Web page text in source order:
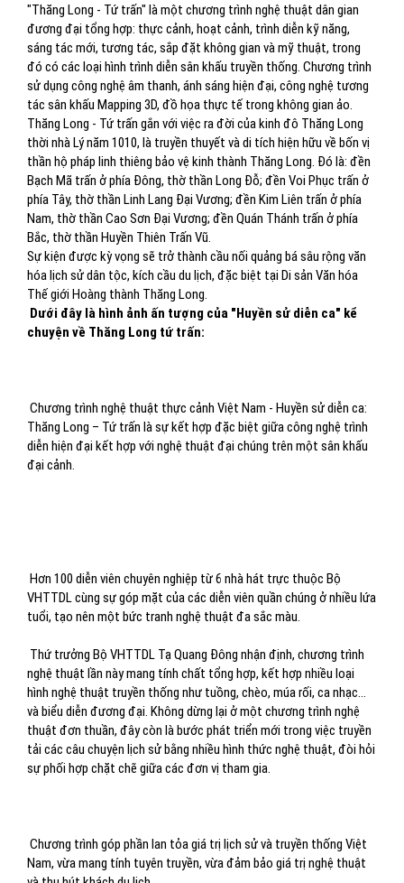
"Thăng Long - Tứ trấn" là một chương trình nghệ thuật dân gian
đương đại tổng hợp: thực cảnh, hoạt cảnh, trình diễn kỹ năng,
sáng tác mới, tương tác, sắp đặt không gian và mỹ thuật, trong
đó có các loại hình trình diễn sân khấu truyền thống. Chương trình
sử dụng công nghệ âm thanh, ánh sáng hiện đại, công nghệ tương
tác sân khấu Mapping 3D, đồ họa thực tế trong không gian ảo.
Thăng Long - Tứ trấn gắn với việc ra đời của kinh đô Thăng Long
thời nhà Lý năm 1010, là truyền thuyết và di tích hiện hữu về bốn vị
thần hộ pháp linh thiêng bảo vệ kinh thành Thăng Long. Đó là: đền
Bạch Mã trấn ở phía Đông, thờ thần Long Đỗ; đền Voi Phục trấn ở
phía Tây, thờ thần Linh Lang Đại Vương; đền Kim Liên trấn ở phía
Nam, thờ thần Cao Sơn Đại Vương; đền Quán Thánh trấn ở phía
Bắc, thờ thần Huyền Thiên Trấn Vũ.
Sự kiện được kỳ vọng sẽ trở thành cầu nối quảng bá sâu rộng văn
hóa lịch sử dân tộc, kích cầu du lịch, đặc biệt tại Di sản Văn hóa
Thế giới Hoàng thành Thăng Long.
Dưới đây là hình ảnh ấn tượng của "Huyền sử diễn ca" kể
chuyện về Thăng Long tứ trấn:
Chương trình nghệ thuật thực cảnh Việt Nam - Huyền sử diễn ca:
Thăng Long – Tứ trấn là sự kết hợp đặc biệt giữa công nghệ trình
diễn hiện đại kết hợp với nghệ thuật đại chúng trên một sân khấu
đại cảnh.
Hơn 100 diễn viên chuyên nghiệp từ 6 nhà hát trực thuộc Bộ
VHTTDL cùng sự góp mặt của các diễn viên quần chúng ở nhiều lứa
tuổi, tạo nên một bức tranh nghệ thuật đa sắc màu.
Thứ trưởng Bộ VHTTDL Tạ Quang Đông nhận định, chương trình
nghệ thuật lần này mang tính chất tổng hợp, kết hợp nhiều loại
hình nghệ thuật truyền thống như tuồng, chèo, múa rối, ca nhạc…
và biểu diễn đương đại. Không dừng lại ở một chương trình nghệ
thuật đơn thuần, đây còn là bước phát triển mới trong việc truyền
tải các câu chuyện lịch sử bằng nhiều hình thức nghệ thuật, đòi hỏi
sự phối hợp chặt chẽ giữa các đơn vị tham gia.
Chương trình góp phần lan tỏa giá trị lịch sử và truyền thống Việt
Nam, vừa mang tính tuyên truyền, vừa đảm bảo giá trị nghệ thuật